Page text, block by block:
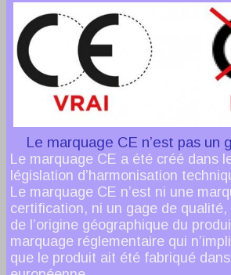
Le marquage CE n’est pas un
Le marquage CE a été créé dans
législation d’harmonisation
Le marquage CE n’est ni une
certification, ni un gage de
de l’origine géographique du
marquage réglementaire qui
que le produit ait été fabriqué dans